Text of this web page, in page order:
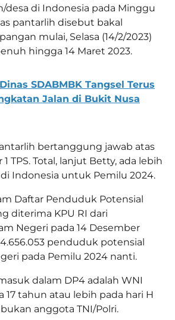
desa di Indonesia pada Minggu
pantarlih disebut bakal
mulai, Selasa (14/2/2023)
hingga 14 Maret 2023.
Dinas SDABMBK Tangsel Terus
Jalan di Bukit Nusa
bertanggung jawab atas
TPS. Total, lanjut Betty, ada lebih
Indonesia untuk Pemilu 2024.
Daftar Penduduk Potensial
diterima KPU RI dari
Negeri pada 14 Desember
penduduk potensial
pada Pemilu 2024 nanti.
dalam DP4 adalah WNI
17 tahun atau lebih pada hari H
anggota TNI/Polri.